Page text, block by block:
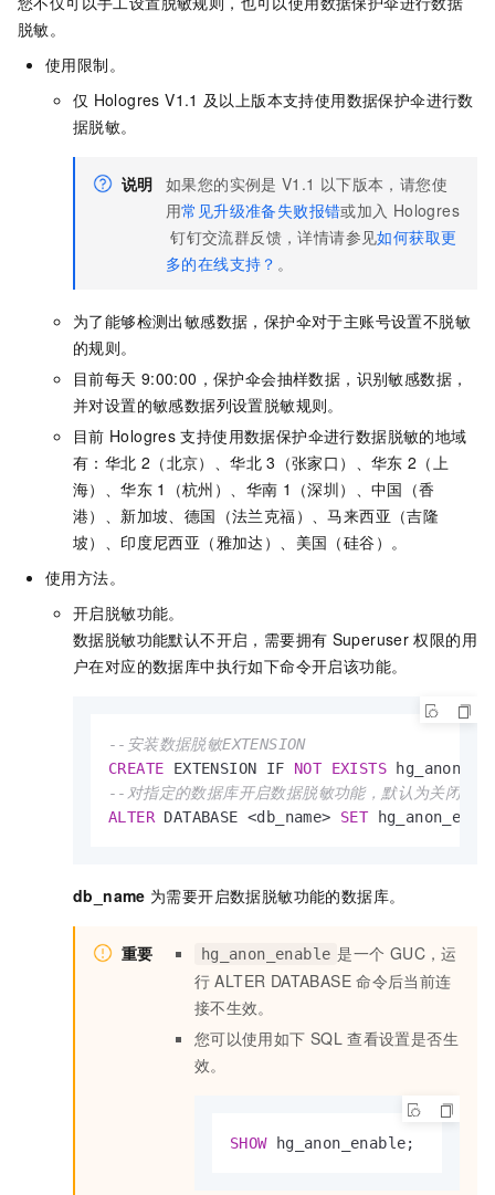
脱敏。
使用限制。
仅 Hologres V1.1 及以上版本支持使用数据保护伞进行数
据脱敏。
说明 如果您的实例是 V1.1 以下版本， 请您使
用常见升级准备失败报错或加入 Hologres
钉钉交流群反馈，详情请参见如何获取更
多的在线支持？ 。
为了能够检测出敏感数据，保护伞对于主账号设置不脱敏
的规则。
目前每天 9:00:00，保护伞会抽样数据，识别敏感数据，
并对设置的敏感数据列设置脱敏规则。
目前 Hologres 支持使用数据保护伞进行数据脱敏的地域
有：华北 2（北京）、华北 3（张家口）、华东 2（上
海）、华东 1（杭州）、华南 1（深圳）、中国（香
港）、新加坡、德国（法兰克福）、马来西亚（吉隆
坡）、印度尼西亚（雅加达）、美国（硅谷）。
使用方法。
开启脱敏功能。
数据脱敏功能默认不开启，需要拥有 Superuser 权限的用
户在对应的数据库中执行如下命令开启该功能。
--安装数据脱敏EXTENSION
CREATE EXTENSION IF NOT EXISTS
--对指定的数据库开启数据脱敏功能，默认为关闭状
ALTER DATABASE <db_name> SET
db_name 为需要开启数据脱敏功能的数据库。
重要 hg_anon_enable 是一个 GUC，运
行 ALTER DATABASE 命令后当前连
接不生效。
您可以使用如下 SQL 查看设置是否生
效。
SHOW hg_anon_enable;